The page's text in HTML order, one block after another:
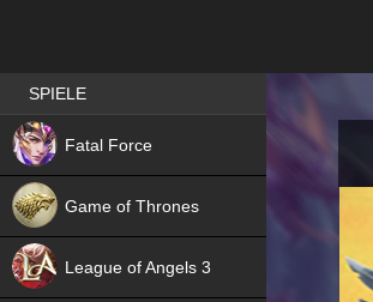
Best RPG games in Germany
SPIELE
Fatal Force
Game of Thrones
League of Angels 3